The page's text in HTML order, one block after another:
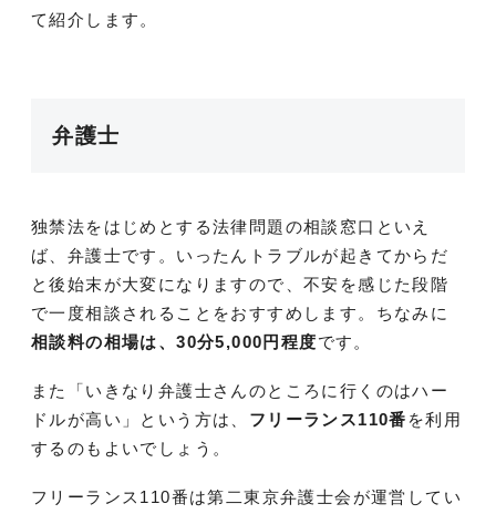
て紹介します。
弁護士
独禁法をはじめとする法律問題の相談窓口といえ
ば、弁護士です。いったんトラブルが起きてからだ
と後始末が大変になりますので、不安を感じた段階
で一度相談されることをおすすめします。ちなみに
相談料の相場は、30分5,000円程度です。
また「いきなり弁護士さんのところに行くのはハー
ドルが高い」という方は、 フリーランス110番 を利用
するのもよいでしょう。
フリーランス110番は第二東京弁護士会が運営してい